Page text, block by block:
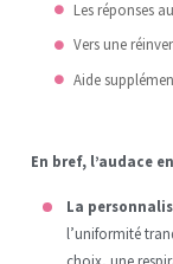
Vers une
Aide
En bref, l’audace
La
l’uniformité
choix, une